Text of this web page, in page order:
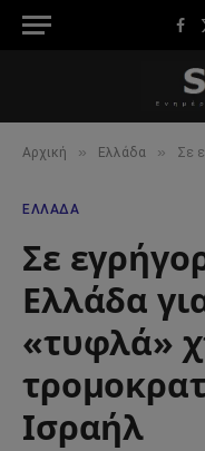
Αρχική » Ελλάδα » Σε
ΕΛΛΆΔΑ
Σε
Ελλάδα
«τυφλά»
Ισραήλ